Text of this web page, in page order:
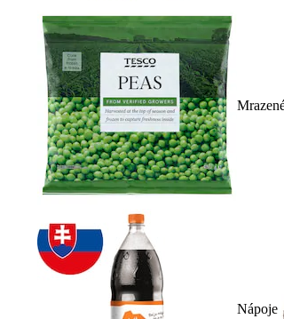
Nápoje